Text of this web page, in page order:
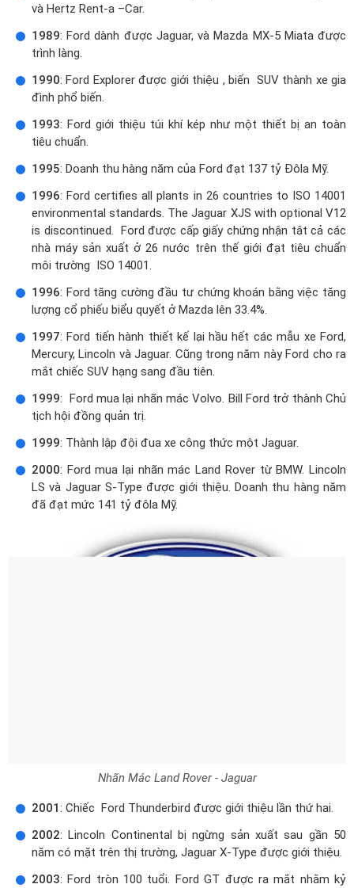
và Hertz Rent-a –Car.
1989: Ford dành được Jaguar, và Mazda MX-5 Miata được
trình làng.
1990: Ford Explorer được giới thiệu , biến SUV thành xe gia
đình phổ biến.
1993: Ford giới thiệu túi khí kép như một thiết bị an toàn
tiêu chuẩn.
1995: Doanh thu hàng năm của Ford đạt 137 tỷ Đôla Mỹ.
1996: Ford certifies all plants in 26 countries to ISO 14001
environmental standards. The Jaguar XJS with optional V12
is discontinued. Ford được cấp giấy chứng nhận tât cả các
nhà máy sản xuất ở 26 nước trên thế giới đạt tiêu chuẩn
môi trường ISO 14001.
1996: Ford tăng cường đầu tư chứng khoán bằng việc tăng
lượng cổ phiếu biểu quyết ở Mazda lên 33.4%.
1997: Ford tiến hành thiết kế lại hầu hết các mẫu xe Ford,
Mercury, Lincoln và Jaguar. Cũng trong năm này Ford cho ra
mắt chiếc SUV hạng sang đầu tiên.
1999: Ford mua lại nhãn mác Volvo. Bill Ford trở thành Chủ
tịch hội đồng quản trị.
1999: Thành lập đội đua xe công thức một Jaguar.
2000: Ford mua lại nhãn mác Land Rover từ BMW. Lincoln
LS và Jaguar S-Type được giới thiệu. Doanh thu hàng năm
đã đạt mức 141 tỷ đôla Mỹ.
Nhãn Mác Land Rover - Jaguar
2001: Chiếc Ford Thunderbird được giới thiệu lần thứ hai.
2002: Lincoln Continental bị ngừng sản xuất sau gần 50
năm có mặt trên thị trường, Jaguar X-Type được giới thiệu.
2003: Ford tròn 100 tuổi. Ford GT được ra mắt nhằm kỷ